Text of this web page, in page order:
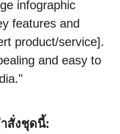
infographic
features and
product/service].
and easy to
สั่งชุดนี้: